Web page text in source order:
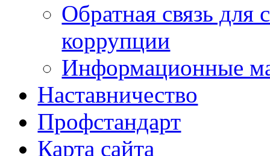
Обратная связь
коррупции
Информационные
Наставничество
Профстандарт
Карта сайта